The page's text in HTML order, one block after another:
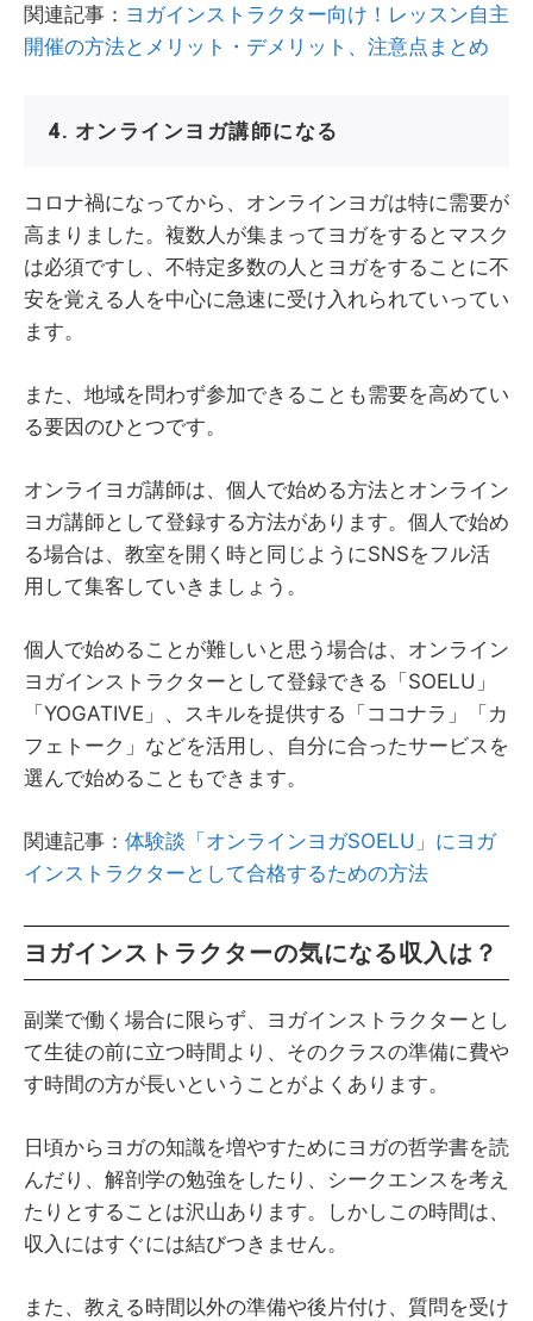
関連記事： ヨガインストラクター向け！レッスン自主
開催の方法とメリット・デメリット、注意点まとめ
4. オンラインヨガ講師になる
コロナ禍になってから、オンラインヨガは特に需要が
高まりました。複数人が集まってヨガをするとマスク
は必須ですし、不特定多数の人とヨガをすることに不
安を覚える人を中心に急速に受け入れられていってい
ます。
また、地域を問わず参加できることも需要を高めてい
る要因のひとつです。
オンライヨガ講師は、個人で始める方法とオンライン
ヨガ講師として登録する方法があります。個人で始め
る場合は、教室を開く時と同じようにSNSをフル活
用して集客していきましょう。
個人で始めることが難しいと思う場合は、オンライン
ヨガインストラクターとして登録できる「SOELU」
「YOGATIVE」、スキルを提供する「ココナラ」「カ
フェトーク」などを活用し、自分に合ったサービスを
選んで始めることもできます。
関連記事： 体験談「オンラインヨガSOELU」にヨガ
インストラクターとして合格するための方法
ヨガインストラクターの気になる収入は？
副業で働く場合に限らず、ヨガインストラクターとし
て生徒の前に立つ時間より、そのクラスの準備に費や
す時間の方が長いということがよくあります。
日頃からヨガの知識を増やすためにヨガの哲学書を読
んだり、解剖学の勉強をしたり、シークエンスを考え
たりとすることは沢山あります。しかしこの時間は、
収入にはすぐには結びつきません。
また、教える時間以外の準備や後片付け、質問を受け